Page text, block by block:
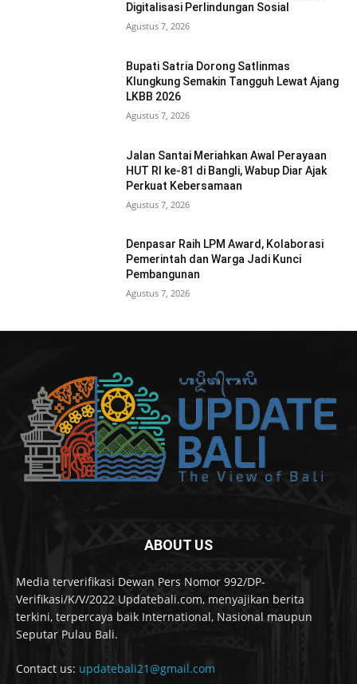
Digitalisasi Perlindungan Sosial
Agustus 7, 2026
Bupati Satria Dorong Satlinmas
Klungkung Semakin Tangguh Lewat Ajang
LKBB 2026
Agustus 7, 2026
Jalan Santai Meriahkan Awal Perayaan
HUT RI ke-81 di Bangli, Wabup Diar Ajak
Perkuat Kebersamaan
Agustus 7, 2026
Denpasar Raih LPM Award, Kolaborasi
Pemerintah dan Warga Jadi Kunci
Pembangunan
Agustus 7, 2026
ABOUT US
Media terverifikasi Dewan Pers Nomor 992/DP-
Verifikasi/K/V/2022 Updatebali.com, menyajikan berita
terkini, terpercaya baik International, Nasional maupun
Seputar Pulau Bali.
Contact us: updatebali21@gmail.com